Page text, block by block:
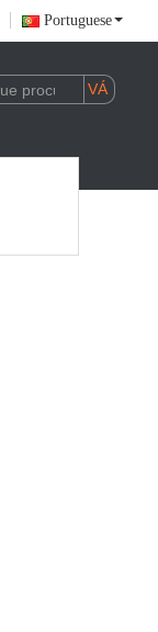
Portuguese